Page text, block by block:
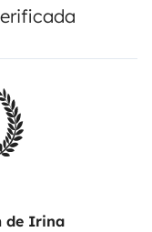
de Irina